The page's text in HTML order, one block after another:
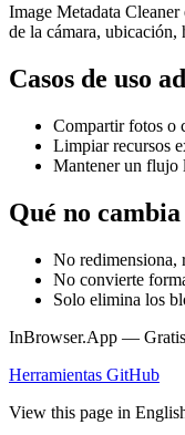
Image Metadata
de la cámara,
Casos de uso
Compartir fotos o
Limpiar recursos
Mantener un flujo
Qué no cambia
No redimensiona,
No convierte
Solo elimina los
InBrowser.App —
Herramientas GitHub
View this page in